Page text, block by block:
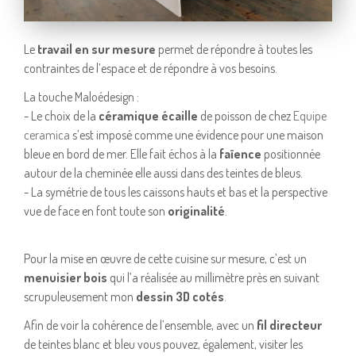
Le travail en sur mesure permet de répondre à toutes les
contraintes de l’espace et de répondre à vos besoins.
La touche Maloédesign :
- Le choix de la céramique écaille de poisson de chez Equipe
ceramica s’est imposé comme une évidence pour une maison
bleue en bord de mer. Elle fait échos à la faïence positionnée
autour de la cheminée elle aussi dans des teintes de bleus.
- La symétrie de tous les caissons hauts et bas et la perspective
vue de face en font toute son originalité
Pour la mise en œuvre de cette cuisine sur mesure, c’est un
menuisier bois qui l’a réalisée au millimètre près en suivant
scrupuleusement mon dessin 3D cotés
Afin de voir la cohérence de l’ensemble, avec un fil directeur
de teintes blanc et bleu vous pouvez, également, visiter les